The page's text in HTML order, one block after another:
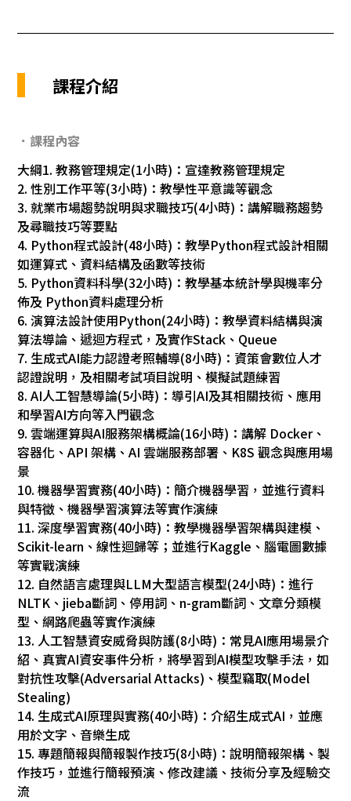
課程介紹
．課程內容
大綱1. 教務管理規定(1小時)：宣達教務管理規定
2. 性別工作平等(3小時)：教學性平意識等觀念
3. 就業市場趨勢說明與求職技巧(4小時)：講解職務趨勢
及尋職技巧等要點
4. Python程式設計(48小時)：教學Python程式設計相關
如運算式、資料結構及函數等技術
5. Python資料科學(32小時)：教學基本統計學與機率分
佈及 Python資料處理分析
6. 演算法設計使用Python(24小時)：教學資料結構與演
算法導論、遞迴方程式，及實作Stack、Queue
7. 生成式AI能力認證考照輔導(8小時)：資策會數位人才
認證說明，及相關考試項目說明、模擬試題練習
8. AI人工智慧導論(5小時)：導引AI及其相關技術、應用
和學習AI方向等入門觀念
9. 雲端運算與AI服務架構概論(16小時)：講解 Docker、
容器化、API 架構、AI 雲端服務部署、K8S 觀念與應用場
景
10. 機器學習實務(40小時)：簡介機器學習，並進行資料
與特徵、機器學習演算法等實作演練
11. 深度學習實務(40小時)：教學機器學習架構與建模、
Scikit-learn、線性迴歸等；並進行Kaggle、腦電圖數據
等實戰演練
12. 自然語言處理與LLM大型語言模型(24小時)：進行
NLTK、jieba斷詞、停用詞、n-gram斷詞、文章分類模
型、網路爬蟲等實作演練
13. 人工智慧資安威脅與防護(8小時)：常見AI應用場景介
紹、真實AI資安事件分析，將學習到AI模型攻擊手法，如
對抗性攻擊(Adversarial Attacks)、模型竊取(Model
Stealing)
14. 生成式AI原理與實務(40小時)：介紹生成式AI，並應
用於文字、音樂生成
15. 專題簡報與簡報製作技巧(8小時)：說明簡報架構、製
作技巧，並進行簡報預演、修改建議、技術分享及經驗交
流